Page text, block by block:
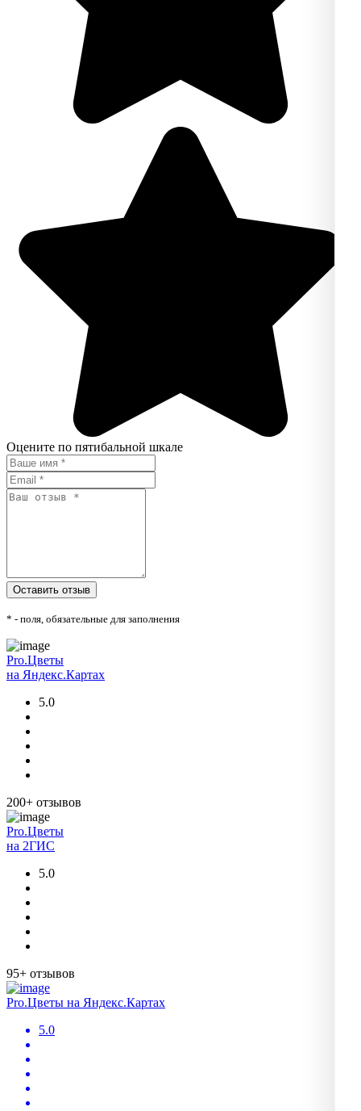
Оцените по пятибальной шкале
* - поля, обязательные для заполнения
Pro.Цветы
на Яндекс.Картах
5.0
200+ отзывов
Pro.Цветы
на 2ГИС
5.0
95+ отзывов
Pro.Цветы на Яндекс.Картах
5.0